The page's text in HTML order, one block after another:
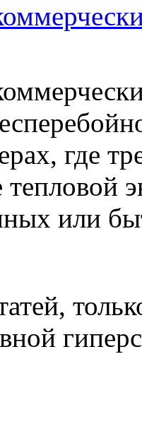
где
тепловой
или